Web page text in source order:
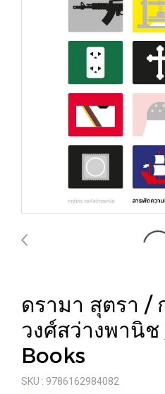
ดรามา สุตรา /
วงศ์สว่างพานิ
Books
SKU : 9786162984082